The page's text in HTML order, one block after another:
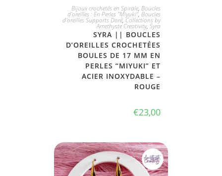
JE L'ADOPTE
Bijoux crochetés en Spirale, Boucles
d'oreilles : En Perles "Miyuki", Boucles
d'oreilles Supports Doré, Collections by
Amethyste Creativity, Syra
SYRA || BOUCLES
D’OREILLES CROCHETÉES
BOULES DE 17 MM EN
PERLES “MIYUKI” ET
ACIER INOXYDABLE –
ROUGE
€23,00